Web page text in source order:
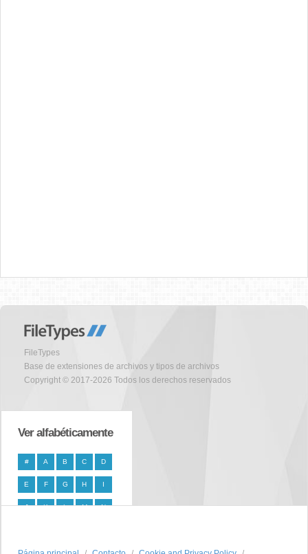
FileTypes
Base de extensiones de archivos y tipos de archivos
Copyright © 2017-2026 Todos los derechos reservados
Ver alfabéticamente
# A B C D
E F G H I
J K L M N
T U V W X